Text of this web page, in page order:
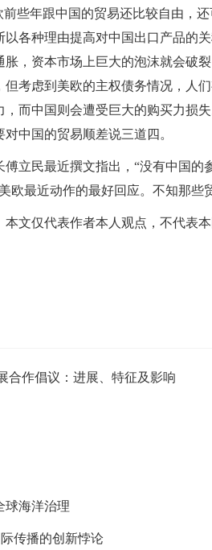
些年跟中国的贸易还比较自由，
各种理由提高对中国出口产品的
，资本市场上巨大的泡沫就会破
考虑到美欧的主权债务情况，人
而中国则会遭受巨大的购买力损
中国的贸易顺差说三道四。
立民最近撰文指出，“没有中国
欧最近动作的最好回应。不知那些
文仅代表作者本人观点，不代表本
合作倡议：进展、特征及影响
球海洋治理
传播的创新悖论